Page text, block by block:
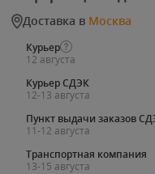
Доставка в Москва
Курьер
12 августа
Курьер СДЭК
12-13 августа
Пункт выдачи заказов
11-12 августа
Транспортная компания
13-15 августа